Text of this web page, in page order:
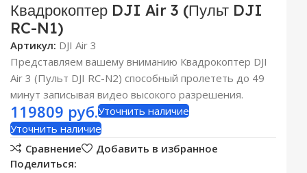
Квадрокоптер DJI Air 3 (Пульт DJI
RC-N1)
Артикул: DJI Air 3
Представляем вашему вниманию Квадрокоптер DJI
Air 3 (Пульт DJI RC-N2) способный пролететь до 49
минут записывая видео высокого разрешения.
119809 руб.Уточнить наличие
Уточнить наличие
Сравнение
Добавить в избранное
Поделиться: